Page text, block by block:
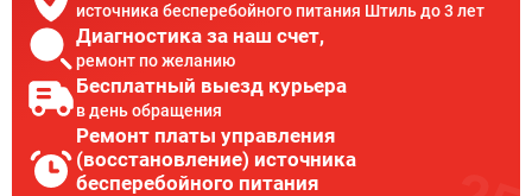
источника бесперебойного питания Штиль до 3 лет
Диагностика за наш счет,
ремонт по желанию
Бесплатный выезд курьера
в день обращения
Ремонт платы управления
(восстановление) источника
бесперебойного питания